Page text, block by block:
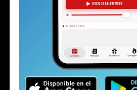
BUSCAR